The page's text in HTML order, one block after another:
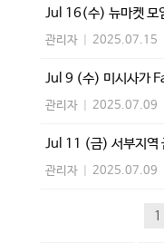
Jul 16(수) 뉴마켓
관리자 2025.07.15
Jul 9 (수) 미시사가
관리자 2025.07.09
Jul 11 (금) 서부지역
관리자 2025.07.09
1